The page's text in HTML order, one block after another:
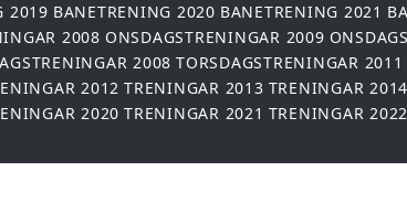
2019 BANETRENING 2020 BANETRENING 2021
2008 ONSDAGSTRENINGAR 2009
2008 TORSDAGSTRENINGAR 2011
2012 TRENINGAR 2013 TRENINGAR 2014
2020 TRENINGAR 2021 TRENINGAR 2022